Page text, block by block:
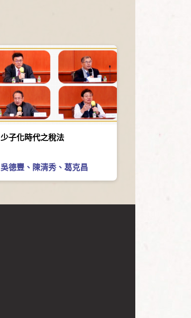
少子化時代之稅法
吳德豐、 陳清秀、 葛克昌